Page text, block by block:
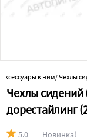
к ним/Чехлы
Чехлы сидений
дорестайлинг
5.0 Новинка!